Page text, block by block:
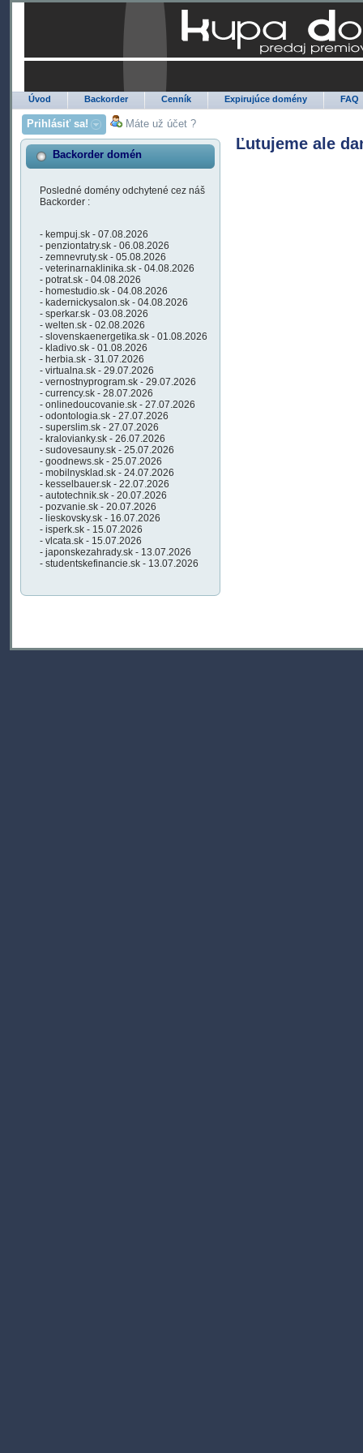
Úvod Backorder Cenník Expirujúce domény FAQ
Prihlásiť sa! Máte už účet ?
Backorder domén
Posledné domény odchytené cez náš
Backorder :
- kempuj.sk - 07.08.2026
- penziontatry.sk - 06.08.2026
- zemnevruty.sk - 05.08.2026
- veterinarnaklinika.sk - 04.08.2026
- potrat.sk - 04.08.2026
- homestudio.sk - 04.08.2026
- kadernickysalon.sk - 04.08.2026
- sperkar.sk - 03.08.2026
- welten.sk - 02.08.2026
- slovenskaenergetika.sk - 01.08.2026
- kladivo.sk - 01.08.2026
- herbia.sk - 31.07.2026
- virtualna.sk - 29.07.2026
- vernostnyprogram.sk - 29.07.2026
- currency.sk - 28.07.2026
- onlinedoucovanie.sk - 27.07.2026
- odontologia.sk - 27.07.2026
- superslim.sk - 27.07.2026
- kralovianky.sk - 26.07.2026
- sudovesauny.sk - 25.07.2026
- goodnews.sk - 25.07.2026
- mobilnysklad.sk - 24.07.2026
- kesselbauer.sk - 22.07.2026
- autotechnik.sk - 20.07.2026
- pozvanie.sk - 20.07.2026
- lieskovsky.sk - 16.07.2026
- isperk.sk - 15.07.2026
- vlcata.sk - 15.07.2026
- japonskezahrady.sk - 13.07.2026
- studentskefinancie.sk - 13.07.2026
Ľutujeme ale